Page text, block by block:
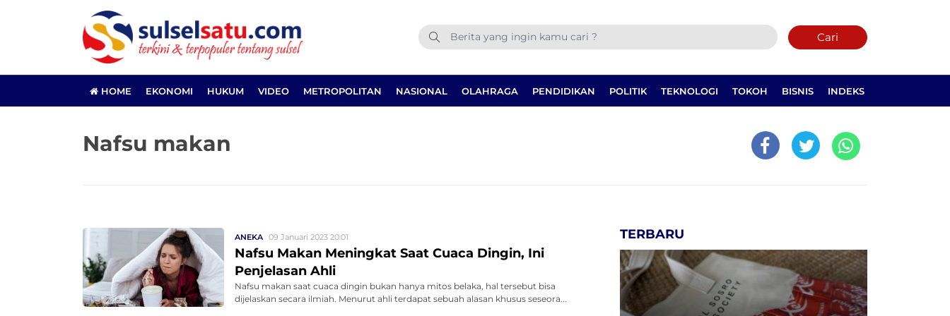
Cari
HOME EKONOMI HUKUM VIDEO METROPOLITAN NASIONAL OLAHRAGA PENDIDIKAN POLITIK TEKNOLOGI TOKOH BISNIS INDEKS
Nafsu makan
ANEKA 09 Januari 2023 20:01
Nafsu Makan Meningkat Saat Cuaca Dingin, Ini
Penjelasan Ahli
Nafsu makan saat cuaca dingin bukan hanya mitos belaka, hal tersebut bisa
dijelaskan secara ilmiah. Menurut ahli terdapat sebuah alasan khusus seseora...
TERBARU